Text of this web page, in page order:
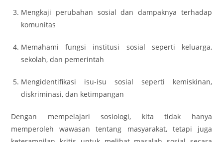
Mengkaji perubahan sosial dan dampaknya terhadap
komunitas
Memahami fungsi institusi sosial seperti keluarga,
sekolah, dan pemerintah
Mengidentifikasi isu-isu sosial seperti kemiskinan,
diskriminasi, dan ketimpangan
Dengan mempelajari sosiologi, kita tidak hanya
memperoleh wawasan tentang masyarakat, tetapi juga